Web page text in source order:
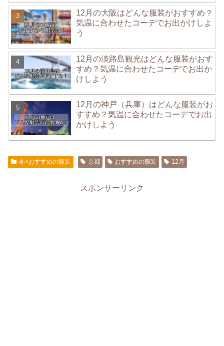
12月の大阪はどんな服装がおすすめ？
気温に合わせたコーデでお出かけしよ
う
12月の淡路島観光はどんな服装がおす
すめ？気温に合わせたコーデでお出か
けしよう
12月の神戸（兵庫）はどんな服装がお
すすめ？気温に合わせたコーデでお出
かけしよう
冬×おすすめの服装 京都 おすすめの服装 12月
スポンサーリンク